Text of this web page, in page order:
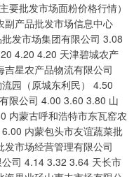
要批发市场面粉价格行情）
产品批发市场信息中心
发市场集团有限公司 3.08
4.20 4.20 天津碧城农产
星农产品物流有限公司
园（原城东利民） 4.50
限公司 4.00 3.60 3.80 山
内蒙古呼和浩特市东瓦窑农
内蒙包头市友谊蔬菜批
市场经营管理有限公司
司 4.14 3.32 3.64 天长市